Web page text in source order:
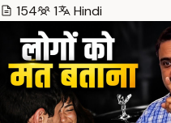
154
1 Hindi